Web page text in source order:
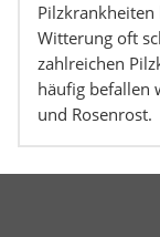
Pilzkrankheiten
Witterung oft
zahlreichen
häufig befallen
und Rosenrost.